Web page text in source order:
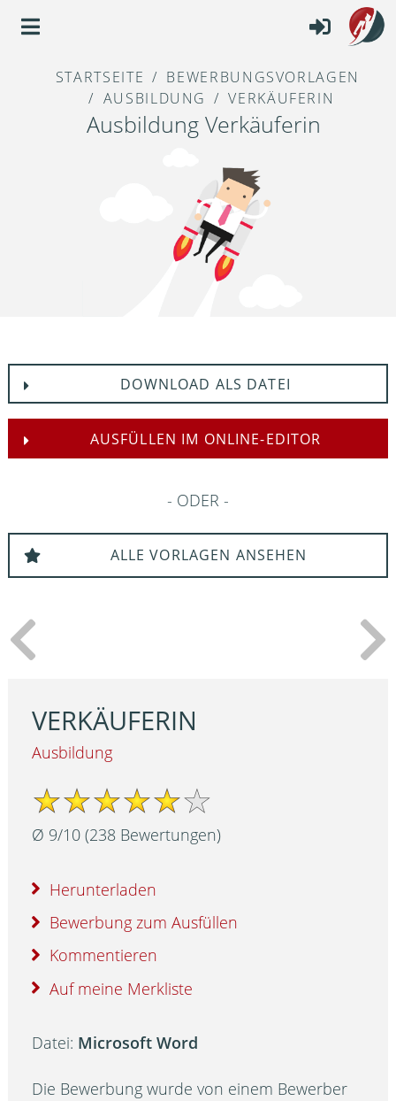
STARTSEITE
BEWERBUNGSVORLAGEN
AUSBILDUNG
VERKÄUFERIN
Ausbildung Verkäuferin
DOWNLOAD ALS DATEI
AUSFÜLLEN IM ONLINE-EDITOR
ODER
ALLE VORLAGEN ANSEHEN
VERKÄUFERIN
Ausbildung
Ø 9/10 (238 Bewertungen)
Herunterladen
Bewerbung zum Ausfüllen
Kommentieren
Auf meine Merkliste
Datei: Microsoft Word
Die Bewerbung wurde von einem Bewerber